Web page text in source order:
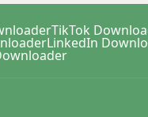
TikTok
LinkedIn